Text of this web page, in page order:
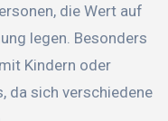
die Wert auf
legen. Besonders
Kindern oder
da sich verschiedene